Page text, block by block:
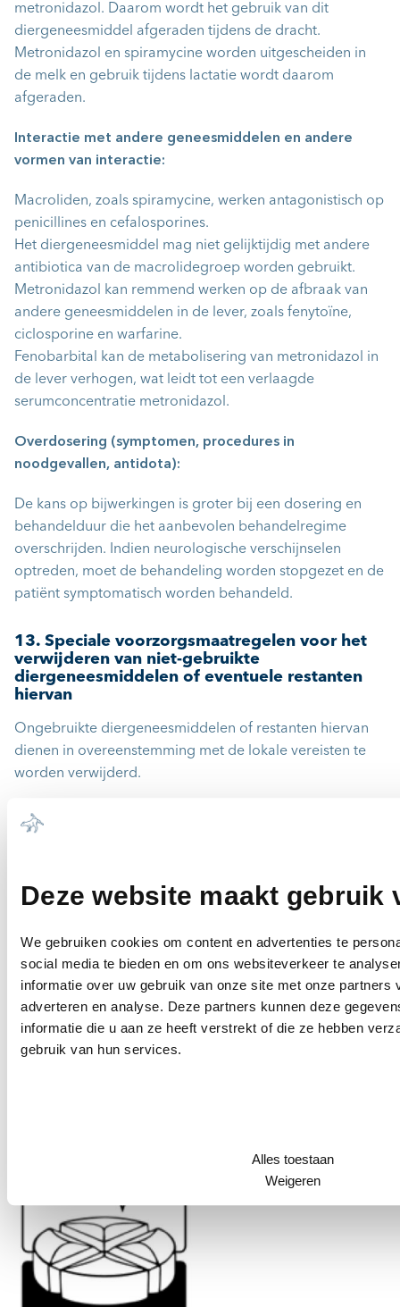
Deze website maakt gebruik
We gebruiken cookies om content en advertenties te
social media te bieden en om ons websiteverkeer te
informatie over uw gebruik van onze site met onze partners
adverteren en analyse. Deze partners kunnen deze
informatie die u aan ze heeft verstrekt of die ze hebben
gebruik van hun services.
Alles toestaan
Weigeren
metronidazol. Daarom wordt het gebruik van dit
diergeneesmiddel afgeraden tijdens de dracht.
Metronidazol en spiramycine worden uitgescheiden in
de melk en gebruik tijdens lactatie wordt daarom
afgeraden.
Interactie met andere geneesmiddelen en andere
vormen van interactie:
Macroliden, zoals spiramycine, werken antagonistisch op
penicillines en cefalosporines.
Het diergeneesmiddel mag niet gelijktijdig met andere
antibiotica van de macrolidegroep worden gebruikt.
Metronidazol kan remmend werken op de afbraak van
andere geneesmiddelen in de lever, zoals fenytoïne,
ciclosporine en warfarine.
Fenobarbital kan de metabolisering van metronidazol in
de lever verhogen, wat leidt tot een verlaagde
serumconcentratie metronidazol.
Overdosering (symptomen, procedures in
noodgevallen, antidota):
De kans op bijwerkingen is groter bij een dosering en
behandelduur die het aanbevolen behandelregime
overschrijden. Indien neurologische verschijnselen
optreden, moet de behandeling worden stopgezet en de
patiënt symptomatisch worden behandeld.
13. Speciale voorzorgsmaatregelen voor het
verwijderen van niet-gebruikte
diergeneesmiddelen of eventuele restanten
hiervan
Ongebruikte diergeneesmiddelen of restanten hiervan
dienen in overeenstemming met de lokale vereisten te
worden verwijderd.
14. De datum waarop de bijsluiter voor het
laatst is herzien
Blisterverpakking van aluminium en PVC/PE/PVDC.
tabletten.
Kartonnen doos met 10 aparte kartonnen doosjes die elk
1 blisterverpakking met 10 tabletten bevatten.